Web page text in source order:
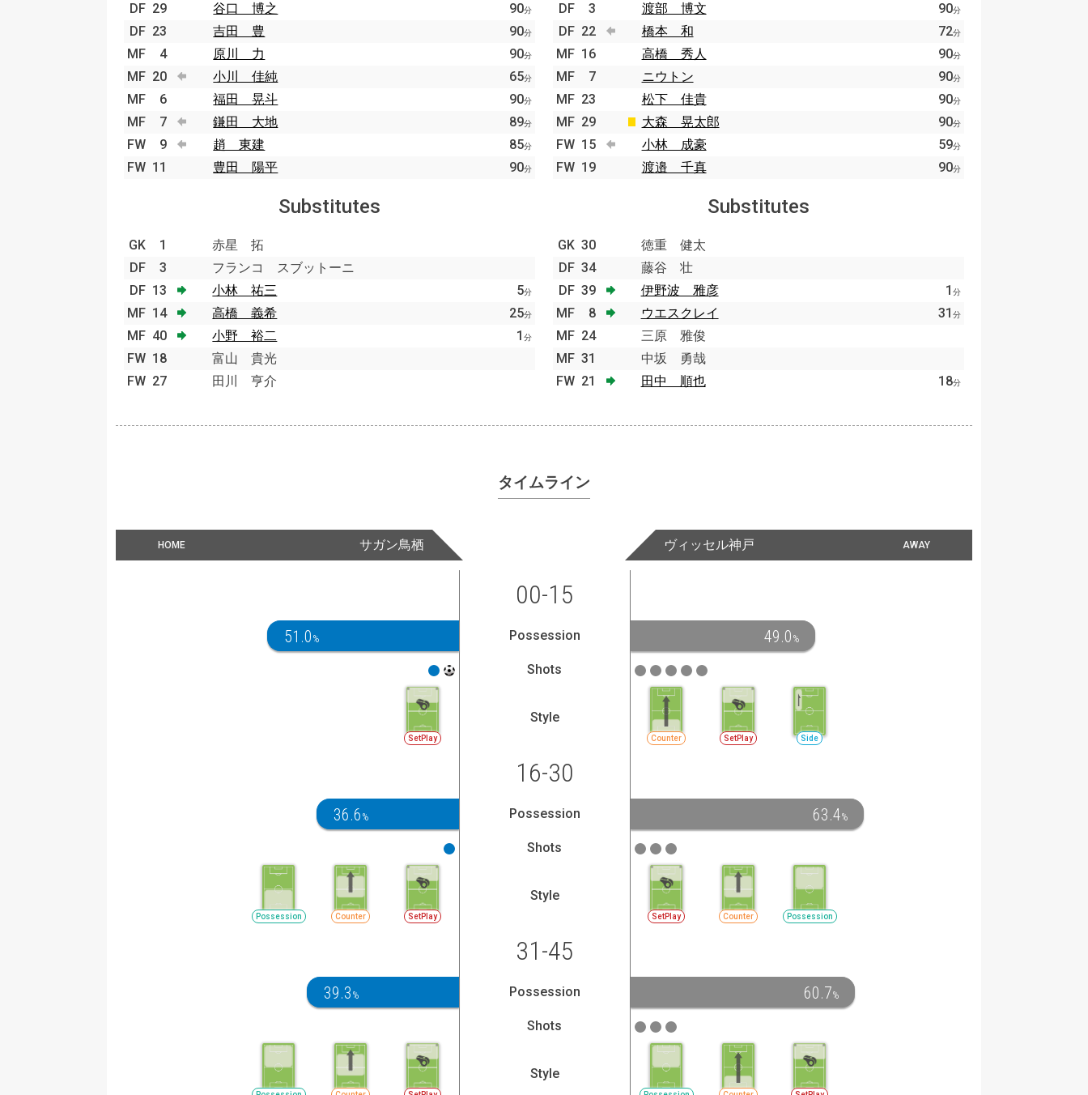
DF 29 谷口 博之 90分
DF 23 吉田 豊 90分
MF 4 原川 力 90分
MF 20 小川 佳純 65分
MF 6 福田 晃斗 90分
MF 7 鎌田 大地 89分
FW 9 趙 東建 85分
FW 11 豊田 陽平 90分
Substitutes
GK 1
赤星 拓
DF
3
フランコ スブットーニ
DF 13 小林 祐三 5分
MF 14 高橋 義希 25分
MF 40 小野 裕二 1分
FW 18
富山 貴光
FW 27 田川 亨介
DF 3 渡部 博文 90分
DF 22 橋本 和 72分
MF 16 高橋 秀人 90分
MF 7 ニウトン 90分
MF 23 松下 佳貴 90分
MF 29 大森 晃太郎 90分
FW 15 小林 成豪 59分
FW 19 渡邉 千真 90分
Substitutes
GK 30
徳重 健太
DF 34
藤谷 壮
DF 39 伊野波 雅彦 1 分
MF 8 ウエスクレイ 31 分
MF 24
三原 雅俊
MF 31
中坂 勇哉
FW 21 田中 順也 18分
タイムライン
HOME サガン鳥栖 AWAY
ヴィッセル神戸
00-15
51.0 % Possession 49.0 %
Shots
SetPlay
Style
Counter SetPlay Side
16-30
36.6 % Possession 63.4%
Shots
SetPlay
Counter
Possession
Style
SetPlay Counter Possession
31-45
39.3 % Possession 60.7%
Shots
Style